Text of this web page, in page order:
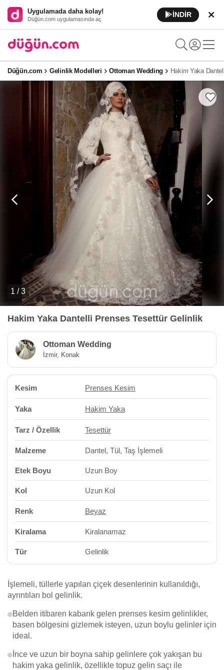
Uygulamada daha kolay!
Düğün.com uygulamasında aç
İNDİR
Düğün.com Gelinlik Modelleri Ottoman Wedding Hakim Yaka
1 / 3
Hakim Yaka Dantelli Prenses Tesettür Gelinlik
Ottoman Wedding
İzmir, Konak
Kesim Prenses Kesim
Yaka Hakim Yaka
Tarz / Özellik Tesettür
Malzeme Dantel, Tül, Taş İşlemeli
Etek Boyu Uzun Boy
Kol Uzun Kol
Renk Beyaz
Kiralama Kiralanamaz
Tür Gelinlik
İşlemeli, tüllerle yapılan çiçek desenlerinin kullanıldığı,
ayrıntıları bol gelinlik.
Belden itibaren kabarık gelen prenses kesim gelinlikler,
basen bölgesini gizlemek isteyen, uzun boylu gelinler için
ideal.
İnce ve uzun bir boyna sahip gelinlere çok yakışan bu
hakim yaka gelinlik, özellikle topuz gelin saçı ile